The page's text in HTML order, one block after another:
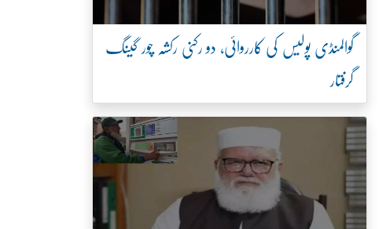
گوالمنڈی پولیس کی کارروائی، دو رکنی رکشہ چور گینگ
گرفتار